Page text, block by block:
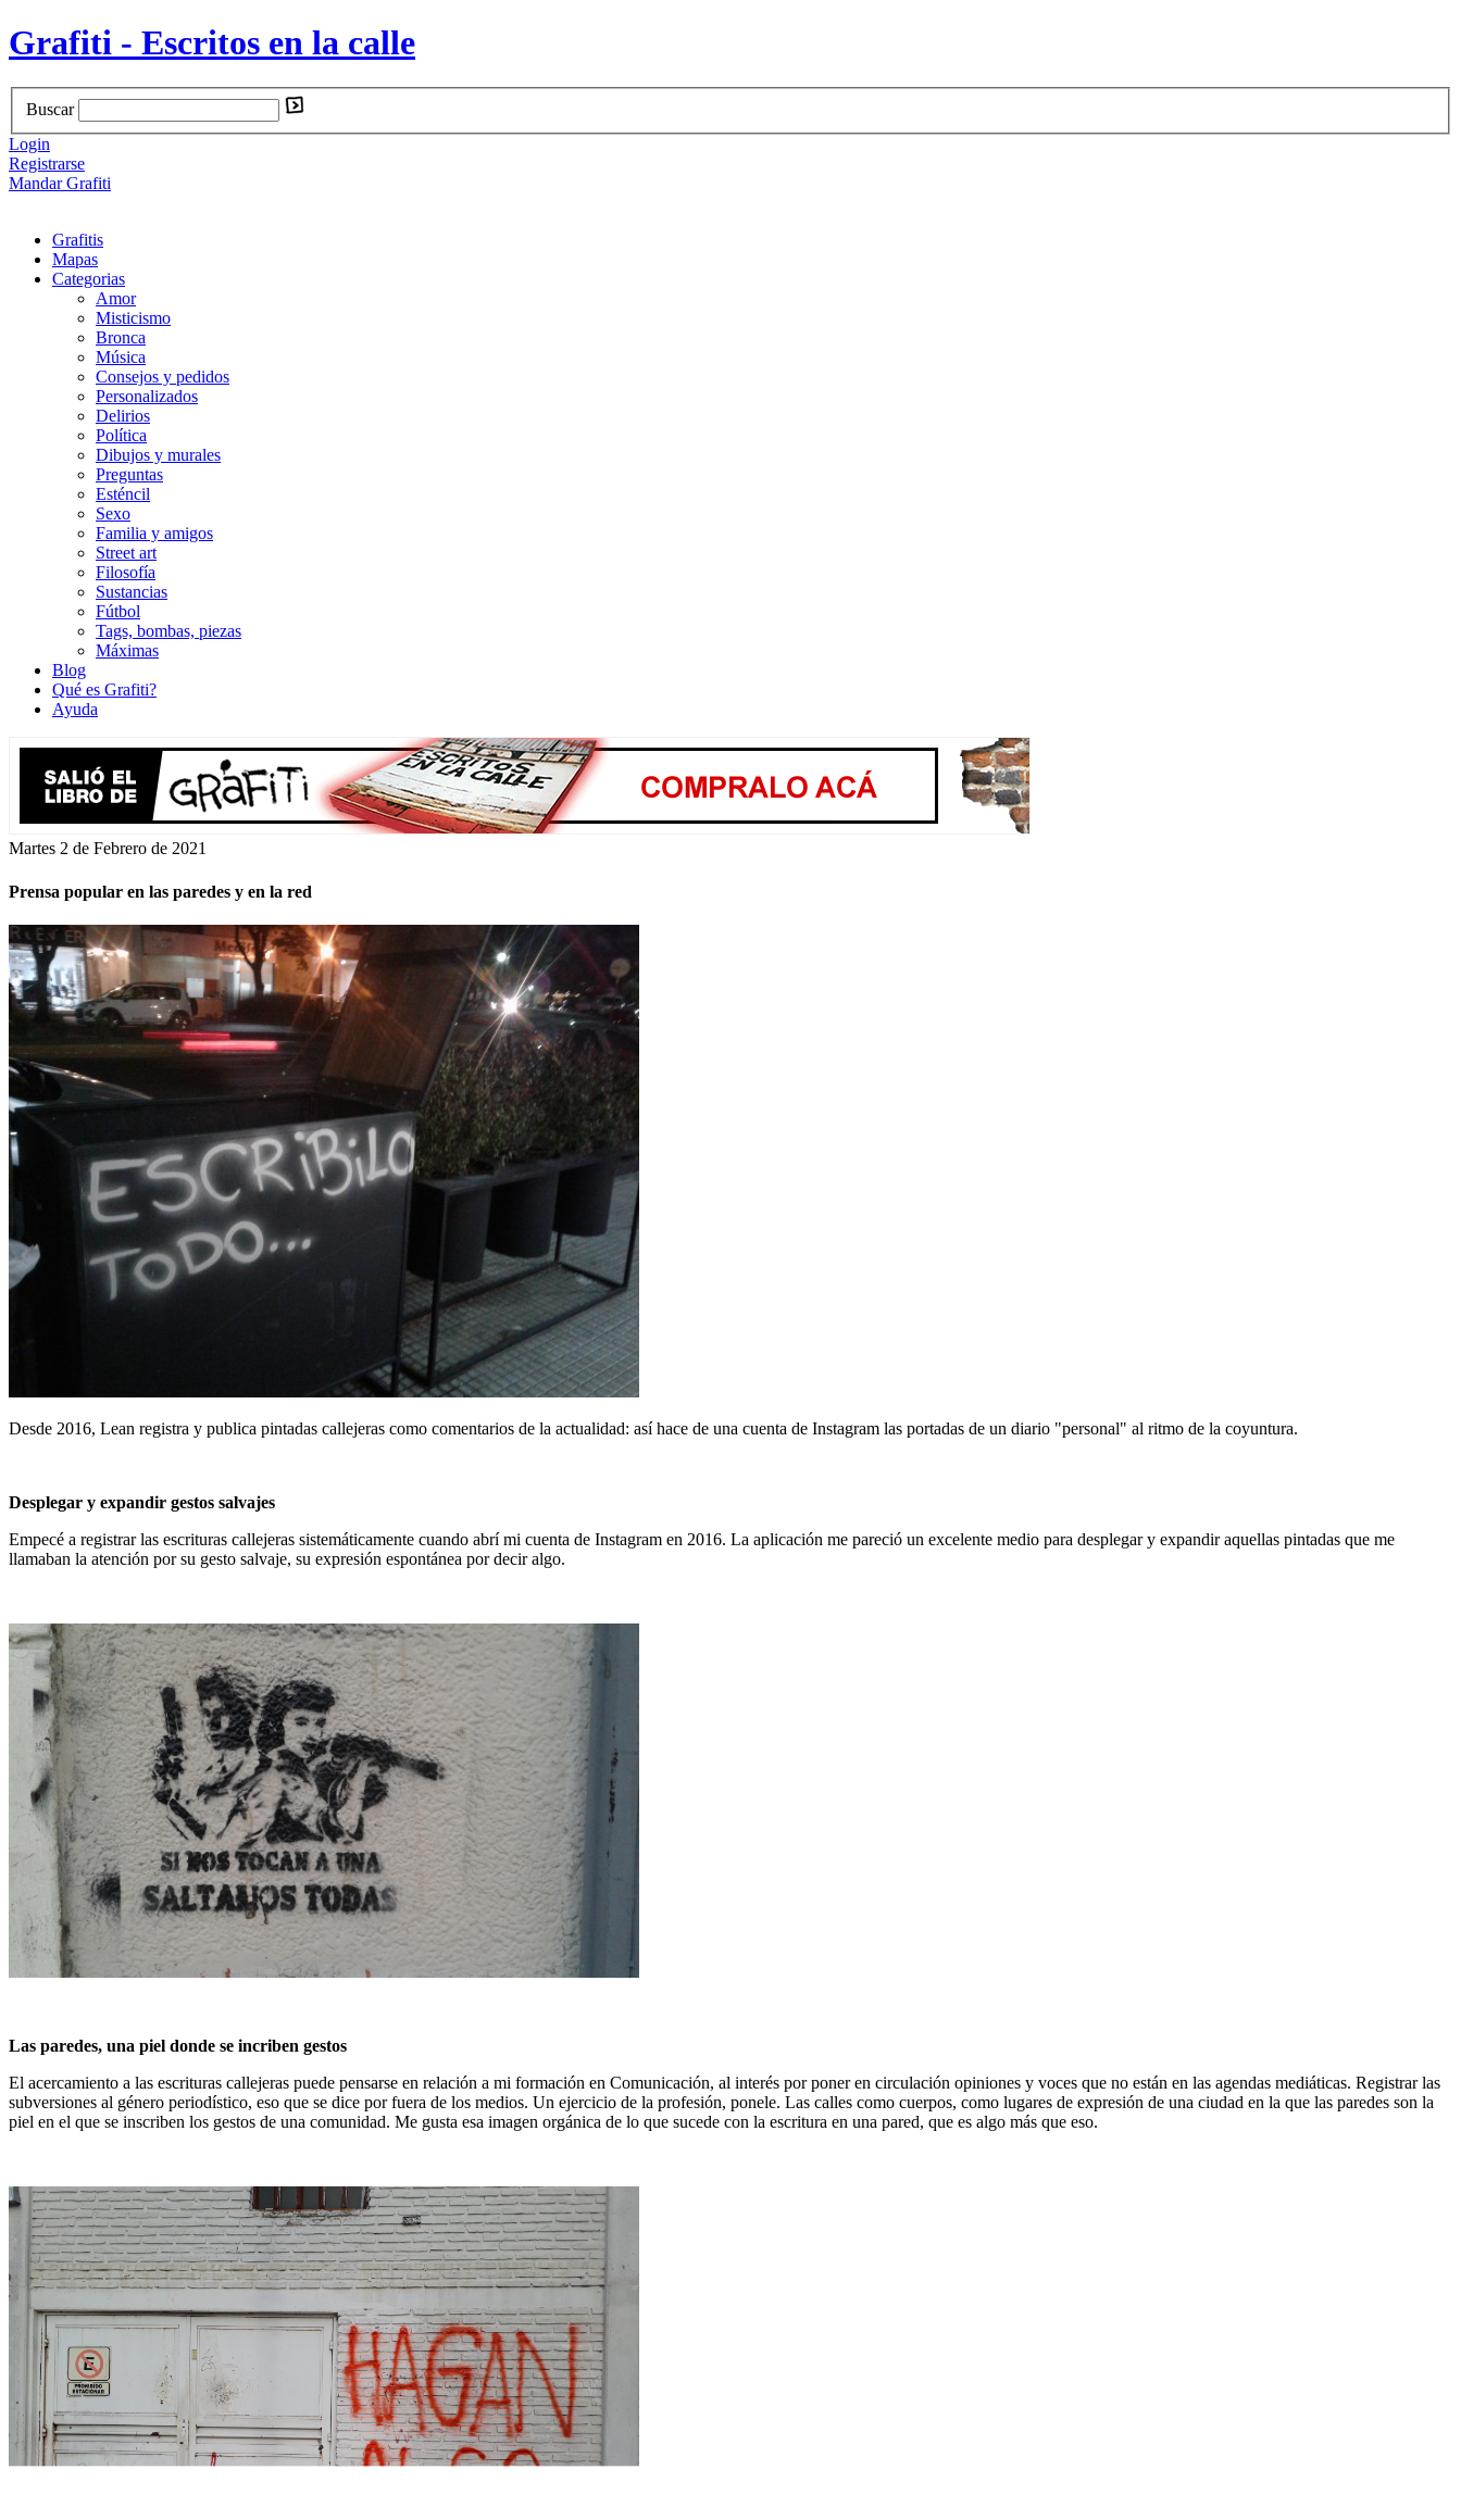
Grafiti - Escritos en la calle
Buscar
Login
Registrarse
Mandar Grafiti
Grafitis
Mapas
Categorias
Amor
Misticismo
Bronca
Música
Consejos y pedidos
Personalizados
Delirios
Política
Dibujos y murales
Preguntas
Esténcil
Sexo
Familia y amigos
Street art
Filosofía
Sustancias
Fútbol
Tags, bombas, piezas
Máximas
Blog
Qué es Grafiti?
Ayuda
Martes 2 de Febrero de 2021
Prensa popular en las paredes y en la red
Desde 2016, Lean registra y publica pintadas callejeras como comentarios de la actualidad: así hace de una cuenta de Instagram las portadas de un diario "personal" al ritmo de la coyuntura.
Desplegar y expandir gestos salvajes
Empecé a registrar las escrituras callejeras sistemáticamente cuando abrí mi cuenta de Instagram en 2016. La aplicación me pareció un excelente medio para desplegar y expandir aquellas pintadas que me
llamaban la atención por su gesto salvaje, su expresión espontánea por decir algo.
Las paredes, una piel donde se incriben gestos
El acercamiento a las escrituras callejeras puede pensarse en relación a mi formación en Comunicación, al interés por poner en circulación opiniones y voces que no están en las agendas mediáticas. Registrar las
subversiones al género periodístico, eso que se dice por fuera de los medios. Un ejercicio de la profesión, ponele. Las calles como cuerpos, como lugares de expresión de una ciudad en la que las paredes son la
piel en el que se inscriben los gestos de una comunidad. Me gusta esa imagen orgánica de lo que sucede con la escritura en una pared, que es algo más que eso.